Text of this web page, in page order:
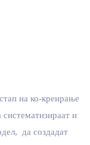
на ко-креирање
и
да создадат